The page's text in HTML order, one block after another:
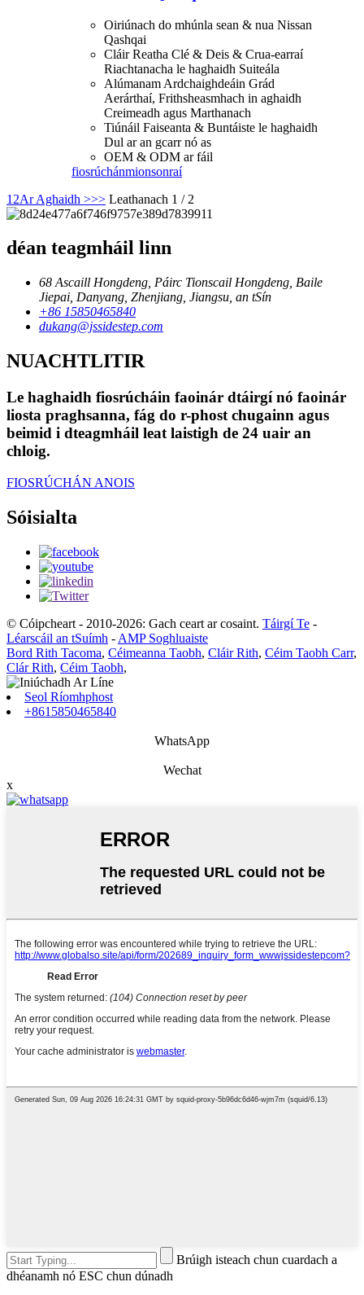
Oiriúnach do mhúnla sean & nua Nissan
Qashqai
Cláir Reatha Clé & Deis & Crua-earraí
Riachtanacha le haghaidh Suiteála
Alúmanam Ardchaighdeáin Grád
Aerárthaí, Frithsheasmhach in aghaidh
Creimeadh agus Marthanach
Tiúnáil Faiseanta & Buntáiste le haghaidh
Dul ar an gcarr nó as
OEM & ODM ar fáil
fiosrúchánmionsonraí
1 2Ar Aghaidh >>> Leathanach 1 / 2
déan teagmháil linn
68 Ascaill Hongdeng, Páirc Tionscail Hongdeng, Baile
Jiepai, Danyang, Zhenjiang, Jiangsu, an tSín
+86 15850465840
dukang@jssidestep.com
NUACHTLITIR
Le haghaidh fiosrúcháin faoinár dtáirgí nó faoinár
liosta praghsanna, fág do r-phost chugainn agus
beimid i dteagmháil leat laistigh de 24 uair an
chloig.
FIOSRÚCHÁN ANOIS
Sóisialta
© Cóipcheart - 2010-2026: Gach ceart ar cosaint. Táirgí Te -
Léarscáil an tSuímh - AMP Soghluaiste
Bord Rith Tacoma, Céimeanna Taobh, Cláir Rith, Céim Taobh Carr,
Clár Rith, Céim Taobh,
Seol Ríomhphost
+8615850465840
WhatsApp
Wechat
x
Brúigh isteach chun cuardach a
dhéanamh nó ESC chun dúnadh